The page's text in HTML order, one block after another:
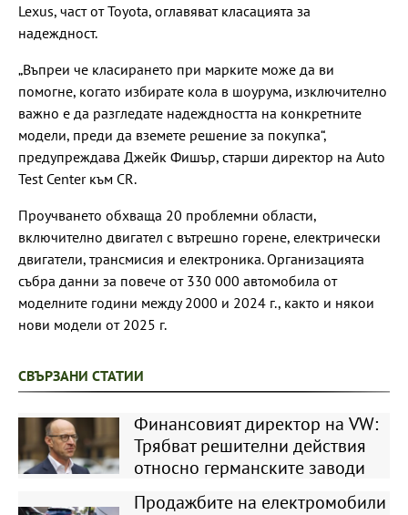
Lexus, част от Toyota, оглавяват класацията за
надеждност.
„Въпреи че класирането при марките може да ви
помогне, когато избирате кола в шоурума, изключително
важно е да разгледате надеждността на конкретните
модели, преди да вземете решение за покупка“,
предупреждава Джейк Фишър, старши директор на Auto
Test Center към CR.
Проучването обхваща 20 проблемни области,
включително двигател с вътрешно горене, електрически
двигатели, трансмисия и електроника. Организацията
събра данни за повече от 330 000 автомобила от
моделните години между 2000 и 2024 г., както и някои
нови модели от 2025 г.
СВЪРЗАНИ СТАТИИ
Финансовият директор на VW:
Трябват решителни действия
относно германските заводи
Продажбите на електромобили